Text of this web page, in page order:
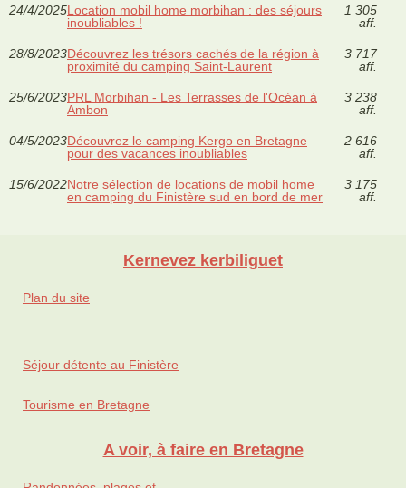
24/4/2025Location mobil home morbihan : des séjours
inoubliables !
1 305
aff.
28/8/2023Découvrez les trésors cachés de la région à
proximité du camping Saint-Laurent
3 717
aff.
25/6/2023PRL Morbihan - Les Terrasses de l'Océan à
Ambon
3 238
aff.
04/5/2023Découvrez le camping Kergo en Bretagne
pour des vacances inoubliables
2 616
aff.
15/6/2022Notre sélection de locations de mobil home
en camping du Finistère sud en bord de mer
3 175
aff.
Kernevez kerbiliguet
Plan du site
Séjour détente au Finistère
Tourisme en Bretagne
A voir, à faire en Bretagne